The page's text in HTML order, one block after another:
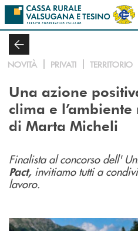
Salta al contenuto principale
NOVITÀ PRIVATI TERRITORIO
Una azione
clima e
di Marta Micheli
Finalista al concorso dell'
Pact, invitiamo tutti a
lavoro.